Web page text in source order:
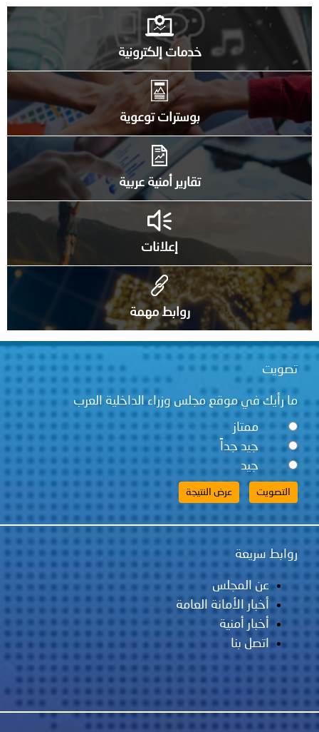
خدمات إلكترونية
بوسترات توعوية
تقارير أمنية عربية
إعلانات
روابط مهمة
تصويت
ما رأيك في موقع مجلس وزراء الداخلية العرب
ممتاز
جيد جداً
جيد
روابط سريعة
عن المجلس
أخبار الأمانة العامة
أخبار أمنية
اتصل بنا